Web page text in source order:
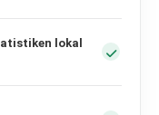
lokal